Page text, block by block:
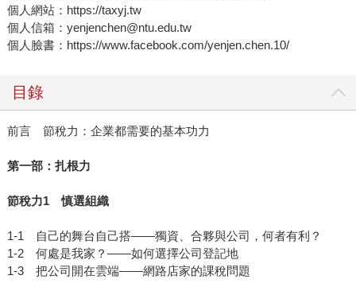
個人網站：https://taxyj.tw
個人信箱：yenjenchen@ntu.edu.tw
個人臉書：https://www.facebook.com/yenjen.chen.10/
目錄
前言 節稅力：企業都需要的基本功力
第一部：扎根力
節稅力1 慎選組織
1-1 自己的舞台自己搭——獨資、合夥與公司，何者有利？
1-2 何處是我家？——如何選擇公司登記地
1-3 把公司開在雲端——網路店家的課稅問題